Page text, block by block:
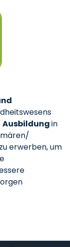
Ausbildungin
erwerben, um